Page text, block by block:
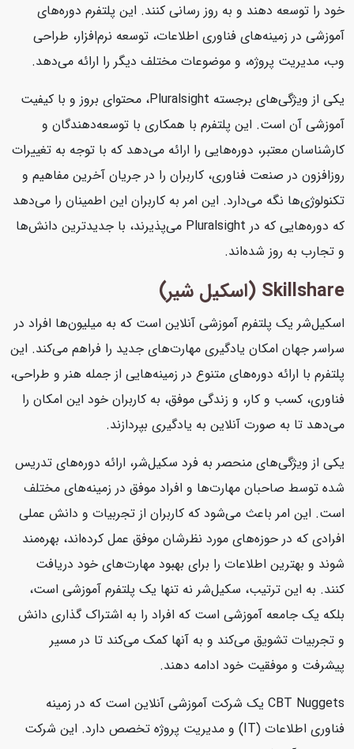
خود را توسعه دهند و به روز رسانی کنند. این پلتفرم دوره‌های
آموزشی در زمینه‌های فناوری اطلاعات، توسعه نرم‌افزار، طراحی
وب، مدیریت پروژه، و موضوعات مختلف دیگر را ارائه می‌دهد.
یکی از ویژگی‌های برجسته Pluralsight، محتوای بروز و با کیفیت
آموزشی آن است. این پلتفرم با همکاری با توسعه‌دهندگان و
کارشناسان معتبر، دوره‌هایی را ارائه می‌دهد که با توجه به تغییرات
روزافزون در صنعت فناوری، کاربران را در جریان آخرین مفاهیم و
تکنولوژی‌ها نگه می‌دارد. این امر به کاربران این اطمینان را می‌دهد
که دوره‌هایی که در Pluralsight می‌پذیرند، با جدیدترین دانش‌ها
و تجارب به روز شده‌اند.
Skillshare (اسکیل شیر)
اسکیل‌شر یک پلتفرم آموزشی آنلاین است که به میلیون‌ها افراد در
سراسر جهان امکان یادگیری مهارت‌های جدید را فراهم می‌کند. این
پلتفرم با ارائه دوره‌های متنوع در زمینه‌هایی از جمله هنر و طراحی،
فناوری، کسب و کار، و زندگی موفق، به کاربران خود این امکان را
می‌دهد تا به صورت آنلاین به یادگیری بپردازند.
یکی از ویژگی‌های منحصر به فرد سکیل‌شر، ارائه دوره‌های تدریس
شده توسط صاحبان مهارت‌ها و افراد موفق در زمینه‌های مختلف
است. این امر باعث می‌شود که کاربران از تجربیات و دانش عملی
افرادی که در حوزه‌های مورد نظرشان موفق عمل کرده‌اند، بهره‌مند
شوند و بهترین اطلاعات را برای بهبود مهارت‌های خود دریافت
کنند. به این ترتیب، سکیل‌شر نه تنها یک پلتفرم آموزشی است،
بلکه یک جامعه آموزشی است که افراد را به اشتراک گذاری دانش
و تجربیات تشویق می‌کند و به آنها کمک می‌کند تا در مسیر
پیشرفت و موفقیت خود ادامه دهند.
CBT Nuggets یک شرکت آموزشی آنلاین است که در زمینه
فناوری اطلاعات (IT) و مدیریت پروژه تخصص دارد. این شرکت